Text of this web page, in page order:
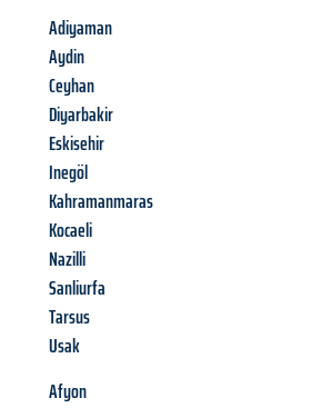
Adiyaman
Aydin
Ceyhan
Diyarbakir
Eskisehir
Inegöl
Kahramanmaras
Kocaeli
Nazilli
Sanliurfa
Tarsus
Usak
Afyon